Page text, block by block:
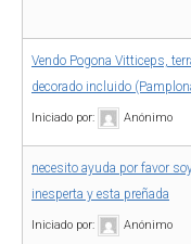
Vendo Pogona Vitticeps,
decorado incluido
Iniciado por: Anónimo
necesito ayuda por favor
inesperta y esta preñada
Iniciado por: Anónimo